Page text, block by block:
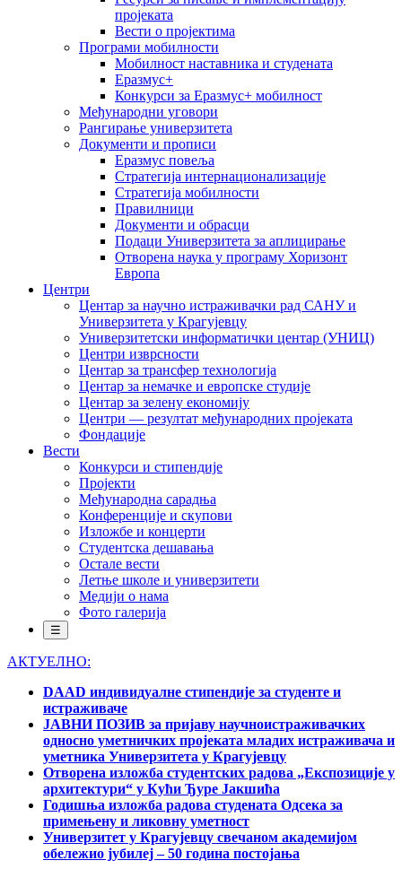
пројеката
Вести о пројектима
Програми мобилности
Мобилност наставника и студената
Еразмус+
Конкурси за Еразмус+ мобилност
Међународни уговори
Рангирање универзитета
Документи и прописи
Еразмус повеља
Стратегија интернационализације
Стратегија мобилности
Правилници
Документи и обрасци
Подаци Универзитета за аплицирање
Отворена наука у програму Хоризонт
Европа
Центри
Центар за научно истраживачки рад САНУ и
Универзитета у Крагујевцу
Универзитетски информатички центар (УНИЦ)
Центри изврсности
Центар за трансфер технологија
Центар за немачке и европске студије
Центар за зелену економију
Центри — резултат међународних пројеката
Фондације
Вести
Конкурси и стипендије
Пројекти
Међународна сарадња
Конференције и скупови
Изложбе и концерти
Студентска дешавања
Остале вести
Летње школе и универзитети
Медији о нама
Фото галерија
☰
АКТУЕЛНО:
DAAD индивидуалне стипендије за студенте и
истраживаче
ЈАВНИ ПОЗИВ за пријаву научноистраживачких
односно уметничких пројеката младих истраживача и
уметника Универзитета у Крагујевцу
Отворена изложба студентских радова „Експозиције у
архитектури“ у Кући Ђуре Јакшића
Годишња изложба радова студената Одсека за
примењену и ликовну уметност
Универзитет у Крагујевцу свечаном академијом
обележио јубилеј – 50 година постојања